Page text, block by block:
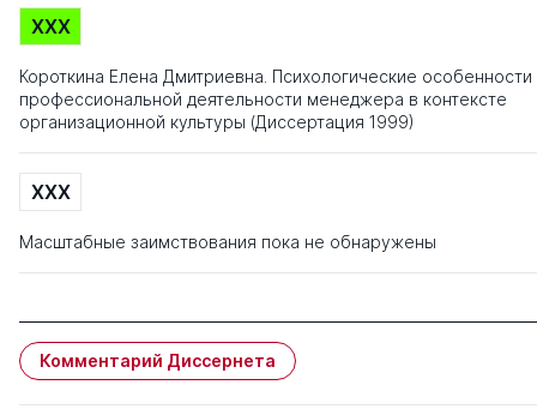
XXX
Короткина Елена Дмитриевна. Психологические особенности
профессиональной деятельности менеджера в контексте
организационной культуры (Диссертация 1999)
XXX
Масштабные заимствования пока не обнаружены
Комментарий Диссернета